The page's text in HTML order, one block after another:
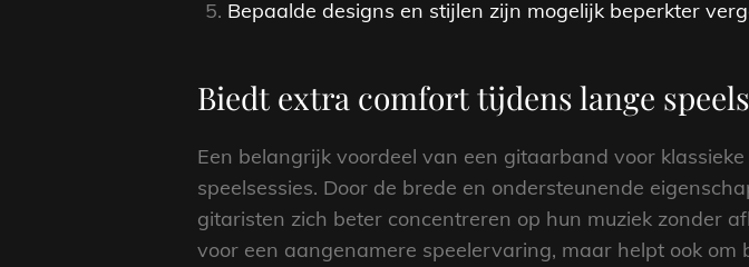
Bepaalde designs en stijlen zijn mogelijk beperkter
Biedt extra comfort tijdens lange
Een belangrijk voordeel van een gitaarband voor
speelsessies. Door de brede en ondersteunende
gitaristen zich beter concentreren op hun muziek zonder
voor een aangenamere speelervaring, maar helpt ook